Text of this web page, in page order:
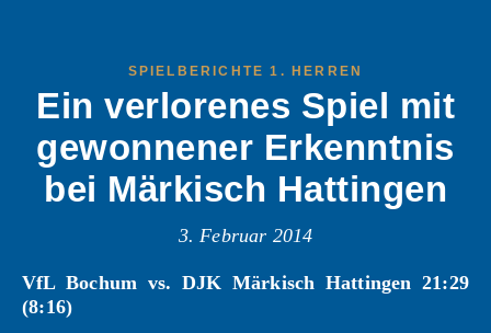
SPIELBERICHTE 1. HERREN
Ein verlorenes Spiel mit
gewonnener Erkenntnis
bei Märkisch Hattingen
3. Februar 2014
VfL Bochum vs. DJK Märkisch Hattingen 21:29
(8:16)